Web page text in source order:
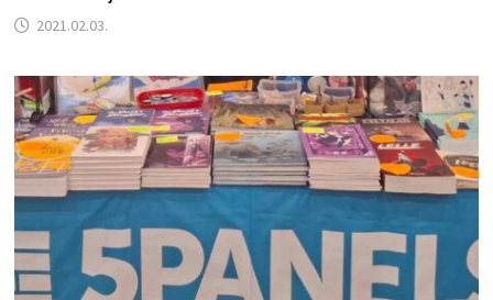
2021.02.03.